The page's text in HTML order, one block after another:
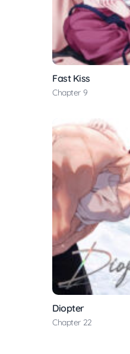
Fast Kiss
Chapter 9
Diopter
Chapter 22